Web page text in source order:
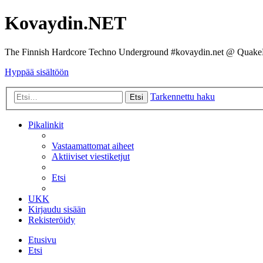
Kovaydin.NET
The Finnish Hardcore Techno Underground #kovaydin.net @
Hyppää sisältöön
Etsi Tarkennettu haku
Pikalinkit
Vastaamattomat aiheet
Aktiiviset viestiketjut
Etsi
UKK
Kirjaudu sisään
Rekisteröidy
Etusivu
Etsi